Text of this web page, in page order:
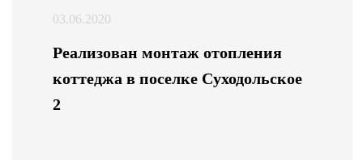
03.06.2020
Реализован монтаж отопления
коттеджа в поселке Суходольское
2